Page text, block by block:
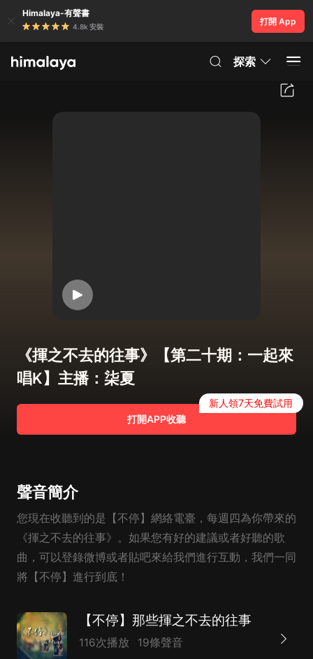
Himalaya-有聲書
4.8k 安裝
打開 App
探索
《揮之不去的往事》【第二十期：一起來
唱K】主播：柒夏
打開APP收聽
新人領7天免費試用
聲音簡介
您現在收聽到的是【不停】網絡電臺，每週四為你帶來的
《揮之不去的往事》。如果您有好的建議或者好聽的歌
曲，可以登錄微博或者貼吧來給我們進行互動，我們一同
將【不停】進行到底！
【不停】那些揮之不去的往事
116次播放 19條聲音